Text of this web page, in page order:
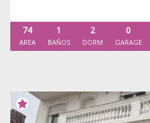
74
AREA
1
BAÑOS
2
DORM
0
GARAGE